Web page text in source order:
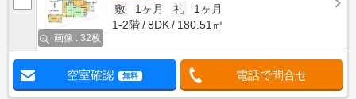
画像 : 32枚
敷
1ヶ月 礼
1ヶ月
1-2階
8DK 180.51㎡
空室確認 無料 電話で問合せ